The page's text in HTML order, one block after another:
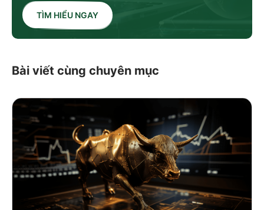
TÌM HIỂU NGAY
Bài viết cùng chuyên mục